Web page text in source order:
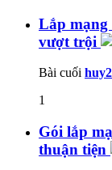
Lắp mạng
vượt trội
Bài cuối
1
Gói lắp
thuận tiện